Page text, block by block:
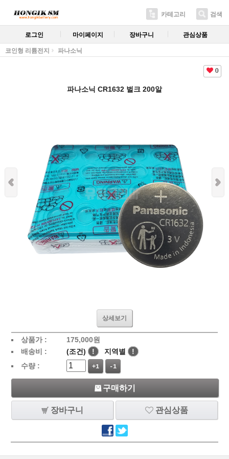
카테고리 검색
로그인 마이페이지 장바구니 관심상품
코인형 리튬전지 파나소닉
0
파나소닉 CR1632 벌크 200알
상세보기
상품가 : 175,000원
배송비 :
(조건) ! 지역별
!
수량 :
+1 -1
구매하기
장바구니 관심상품